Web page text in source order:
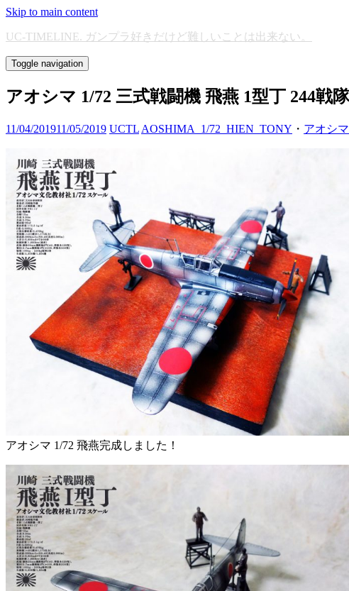
Skip to main content
UC-TIMELINE. ガンプラ好きだけど難しいことは出来ない。
Toggle navigation
アオシマ 1/72 三式戦闘機 飛燕 1型丁 244戦隊
11/04/201911/05/2019 UCTL AOSHIMA_1/72_HIEN_TONY ・ アオシ
アオシマ 1/72 飛燕完成しました！